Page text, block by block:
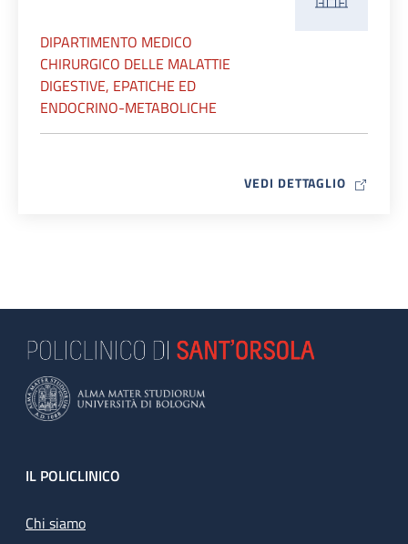
DIPARTIMENTO MEDICO
CHIRURGICO DELLE MALATTIE
DIGESTIVE, EPATICHE ED
ENDOCRINO-METABOLICHE
VEDI DETTAGLIO MAP ICON
Footer
IL POLICLINICO
Chi siamo